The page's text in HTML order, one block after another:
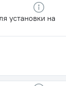
установки на